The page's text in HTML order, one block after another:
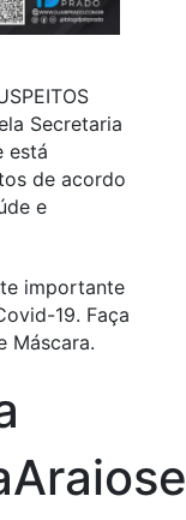
Secretaria
está
de acordo
e
importante
19. Faça
Máscara.